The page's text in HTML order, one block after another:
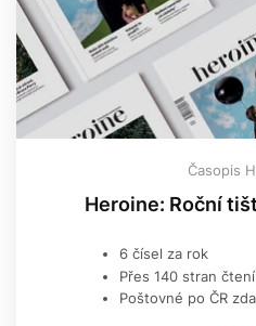
Časopis
Heroine: Roční
6 čísel za rok
Přes 140 stran
Poštovné po ČR